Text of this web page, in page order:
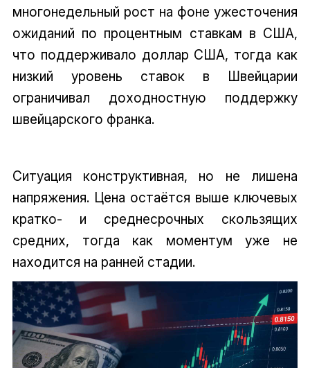
многонедельный рост на фоне ужесточения
ожиданий по процентным ставкам в США,
что поддерживало доллар США, тогда как
низкий уровень ставок в Швейцарии
ограничивал доходностную поддержку
швейцарского франка.
Ситуация конструктивная, но не лишена
напряжения. Цена остаётся выше ключевых
кратко- и среднесрочных скользящих
средних, тогда как моментум уже не
находится на ранней стадии.